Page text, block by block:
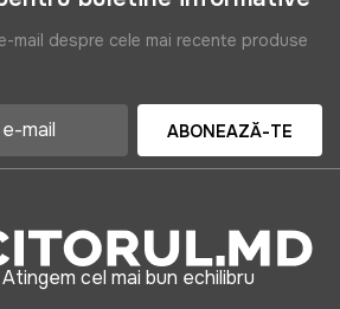
mail despre cele mai recente produse
ABONEAZĂ-TE
cel mai bun echilibru